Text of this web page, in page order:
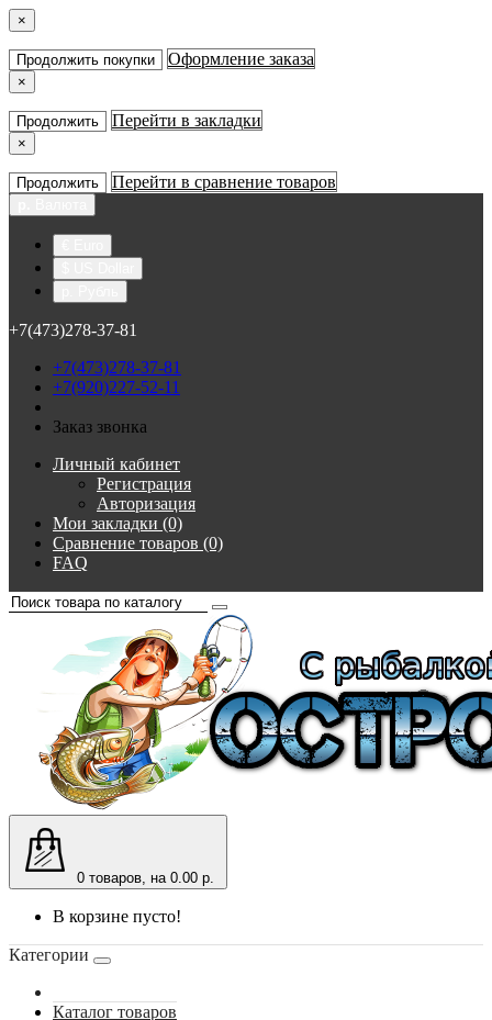
×
Продолжить покупки Оформление заказа
×
Продолжить Перейти в закладки
×
Продолжить Перейти в сравнение товаров
+7(473)278-37-81
+7(473)278-37-81
+7(920)227-52-11
Заказ звонка
Личный кабинет
Регистрация
Авторизация
Мои закладки (0)
Сравнение товаров (0)
FAQ
0 товаров, на 0.00 р.
В корзине пусто!
Категории
Каталог товаров